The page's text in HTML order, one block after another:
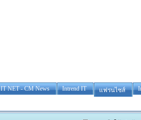
IT NET - CM News Intrend IT แฟรนไซส์